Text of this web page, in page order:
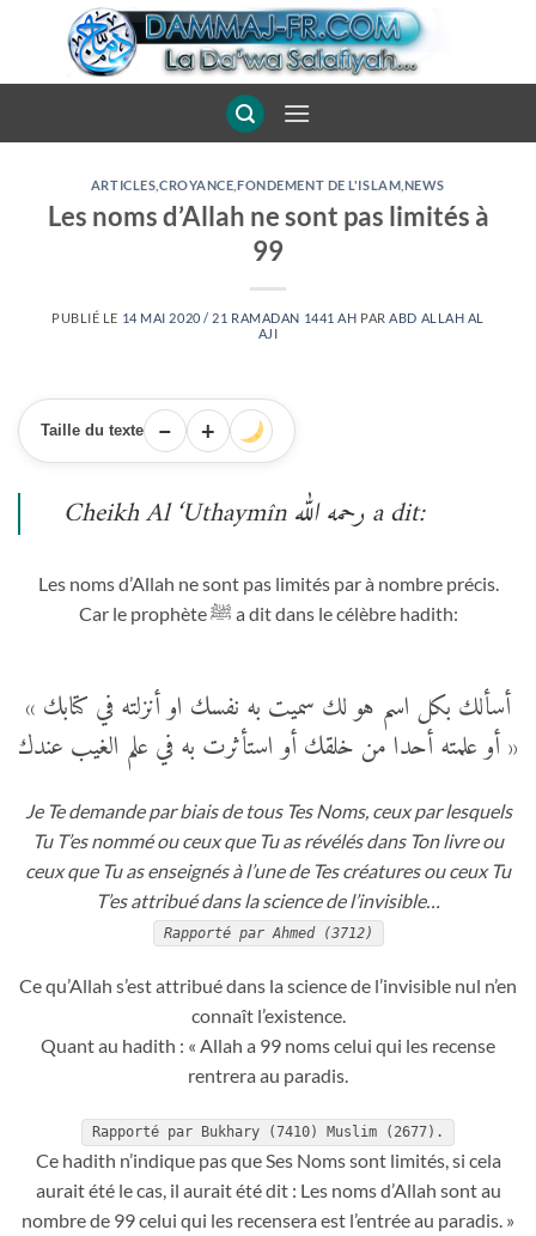
ARTICLES CROYANCE ,FONDEMENT DE L'ISLAM NEWS
Les noms d’Allah ne sont pas limités à
99
PUBLIÉ LE 14 MAI 2020 / 21 RAMADAN 1441 AH PAR ABD ALLAH AL
AJI
Taille du texte − +
Cheikh Al ‘Uthaymîn رحمه الله a dit:
Les noms d’Allah ne sont pas limités par à nombre précis.
Car le prophète ﷺ a dit dans le célèbre hadith:
« أسألك بكل اسم هو لك سميت به نفسك او أنزلته في كتابك
أو علمته أحدا من خلقك أو استأثرت به في علم الغيب عندك »
Je Te demande par biais de tous Tes Noms, ceux par lesquels
Tu T’es nommé ou ceux que Tu as révélés dans Ton livre ou
ceux que Tu as enseignés à l’une de Tes créatures ou ceux Tu
T’es attribué dans la science de l’invisible…
Rapporté par Ahmed (3712)
Ce qu’Allah s’est attribué dans la science de l’invisible nul n’en
connaît l’existence.
Quant au hadith : « Allah a 99 noms celui qui les recense
rentrera au paradis.
Rapporté par Bukhary (7410) Muslim (2677).
Ce hadith n’indique pas que Ses Noms sont limités, si cela
aurait été le cas, il aurait été dit : Les noms d’Allah sont au
nombre de 99 celui qui les recensera est l’entrée au paradis. »